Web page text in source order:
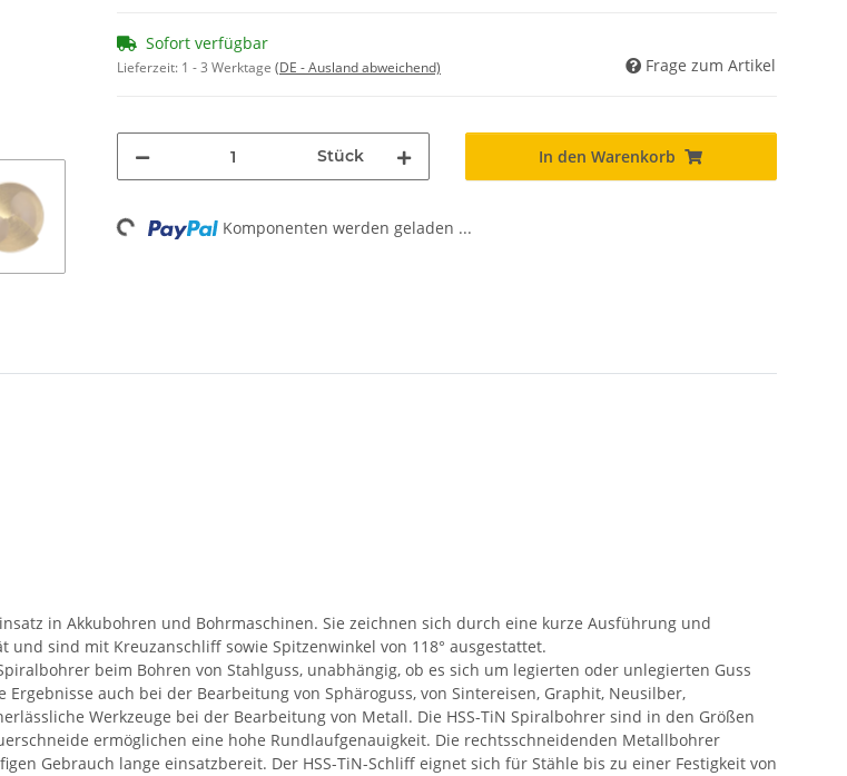
Sofort verfügbar
Lieferzeit: 1 - 3 Werktage (DE - Ausland abweichend) Frage zum Artikel
Stück In den Warenkorb
Loading... Komponenten werden geladen ...
in Akkubohren und Bohrmaschinen. Sie zeichnen sich durch eine kurze Ausführung und
sind mit Kreuzanschliff sowie Spitzenwinkel von 118° ausgestattet.
beim Bohren von Stahlguss, unabhängig, ob es sich um legierten oder unlegierten Guss
auch bei der Bearbeitung von Sphäroguss, von Sintereisen, Graphit, Neusilber,
Werkzeuge bei der Bearbeitung von Metall. Die HSS-TiN Spiralbohrer sind in den Größen
ermöglichen eine hohe Rundlaufgenauigkeit. Die rechtsschneidenden Metallbohrer
Gebrauch lange einsatzbereit. Der HSS-TiN-Schliff eignet sich für Stähle bis zu einer Festigkeit von